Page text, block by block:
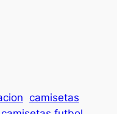
camisetas